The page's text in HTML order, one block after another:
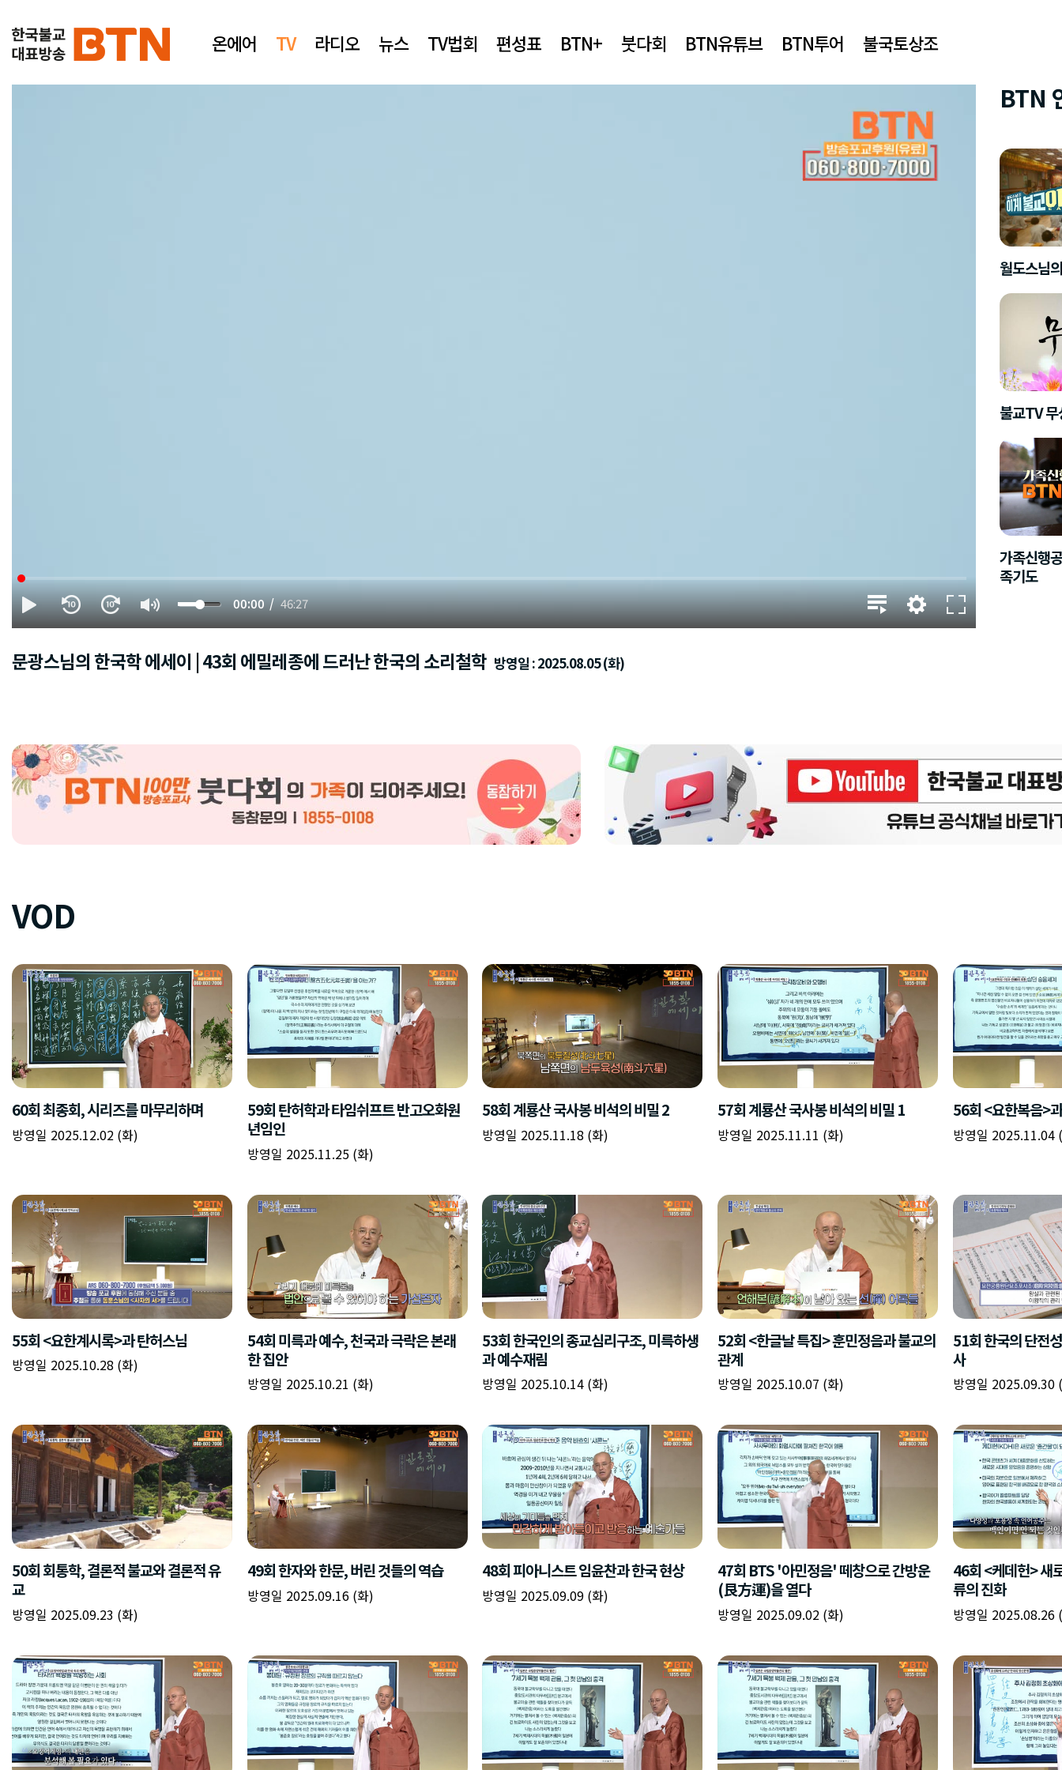
온에어 TV 라디오 뉴스 TV법회 편성표 BTN+ 붓다회 BTN유튜브 BTN투어 불국토상조
00:00 46:27
정
책
갈
피
입
력
이름
시간
구
간
반
복
입
력
이름
시작시간
플
레
이
리
스
트
추
가
이름
주소
이미지
확인
BTN
월도스님
불교TV
가족신행
족기도
문광스님의 한국학 에세이 | 43회 에밀레종에 드러난 한국의 소리철학 방영일 : 2025.08.05 (화)